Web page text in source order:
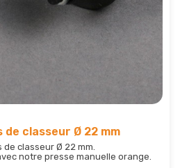
classeur Ø 22 mm
classeur Ø 22 mm.
notre presse manuelle orange.